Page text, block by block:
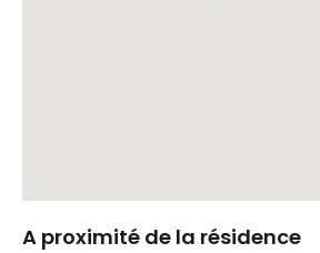
A proximité de la résidence